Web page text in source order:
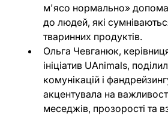
м'ясо нормально»
до людей, які
тваринних продуктів.
Ольга Чевганюк,
ініціатив UAnimals,
комунікацій і
акцентувала на
меседжів, прозорості та